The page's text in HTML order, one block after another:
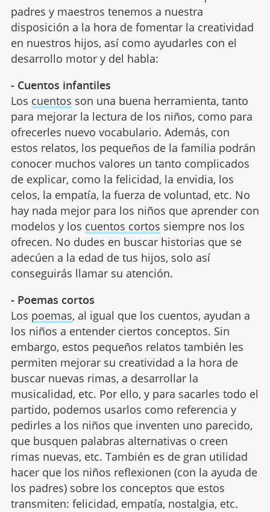
padres y maestros tenemos a nuestra
disposición a la hora de fomentar la creatividad
en nuestros hijos, así como ayudarles con el
desarrollo motor y del habla:
- Cuentos infantiles
Los cuentos son una buena herramienta, tanto
para mejorar la lectura de los niños, como para
ofrecerles nuevo vocabulario. Además, con
estos relatos, los pequeños de la familia podrán
conocer muchos valores un tanto complicados
de explicar, como la felicidad, la envidia, los
celos, la empatía, la fuerza de voluntad, etc. No
hay nada mejor para los niños que aprender con
modelos y los cuentos cortos siempre nos los
ofrecen. No dudes en buscar historias que se
adecúen a la edad de tus hijos, solo así
conseguirás llamar su atención.
- Poemas cortos
Los poemas, al igual que los cuentos, ayudan a
los niños a entender ciertos conceptos. Sin
embargo, estos pequeños relatos también les
permiten mejorar su creatividad a la hora de
buscar nuevas rimas, a desarrollar la
musicalidad, etc. Por ello, y para sacarles todo el
partido, podemos usarlos como referencia y
pedirles a los niños que inventen uno parecido,
que busquen palabras alternativas o creen
rimas nuevas, etc. También es de gran utilidad
hacer que los niños reflexionen (con la ayuda de
los padres) sobre los conceptos que estos
transmiten: felicidad, empatía, nostalgia, etc.